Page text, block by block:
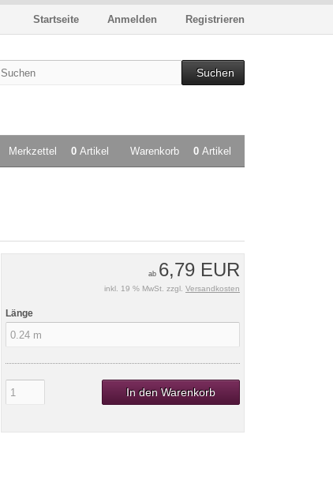
Registrieren
Anmelden
Startseite
Suchen
Warenkorb 0 Artikel
Merkzettel 0 Artikel
ab 6,79 EUR
inkl. 19 % MwSt. zzgl. Versandkosten
Länge
In den Warenkorb